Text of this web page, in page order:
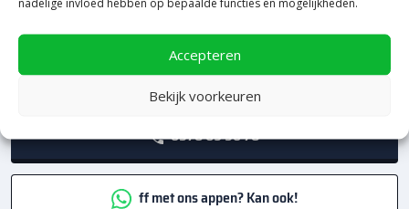
Accepteren
Bekijk voorkeuren
woord
Persoonlijk
specialistisch advies
0578 69 50 78
ff met ons appen? Kan ook!